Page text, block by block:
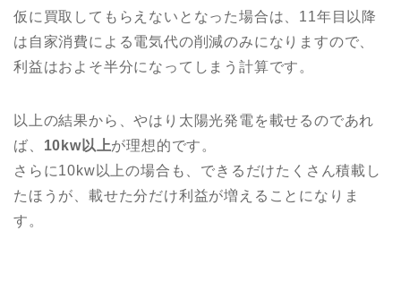
仮に買取してもらえないとなった場合は、11年目以降
は自家消費による電気代の削減のみになりますので、
利益はおよそ半分になってしまう計算です。
以上の結果から、やはり太陽光発電を載せるのであれ
ば、 10kw以上が理想的です。
さらに10kw以上の場合も、できるだけたくさん積載し
たほうが、載せた分だけ利益が増えることになりま
す。